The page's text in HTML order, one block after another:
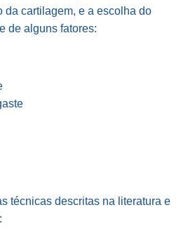
da cartilagem, e a escolha do
de alguns fatores:
técnicas descritas na literatura e